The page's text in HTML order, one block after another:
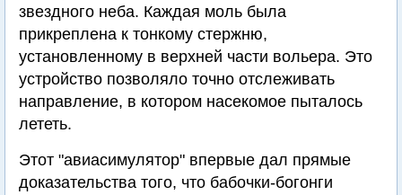
звездного неба. Каждая моль была
прикреплена к тонкому стержню,
установленному в верхней части вольера. Это
устройство позволяло точно отслеживать
направление, в котором насекомое пыталось
лететь.
Этот "авиасимулятор" впервые дал прямые
доказательства того, что бабочки-богонги